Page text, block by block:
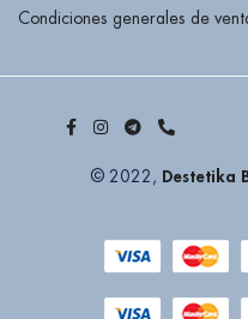
Condiciones generales de
© 2022, Destetika